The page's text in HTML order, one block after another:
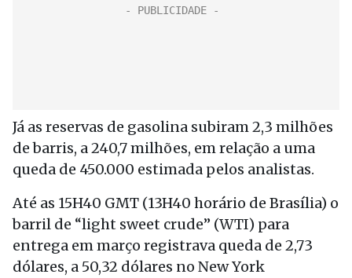
Já as reservas de gasolina subiram 2,3 milhões
de barris, a 240,7 milhões, em relação a uma
queda de 450.000 estimada pelos analistas.
Até as 15H40 GMT (13H40 horário de Brasília) o
barril de “light sweet crude” (WTI) para
entrega em março registrava queda de 2,73
dólares, a 50,32 dólares no New York